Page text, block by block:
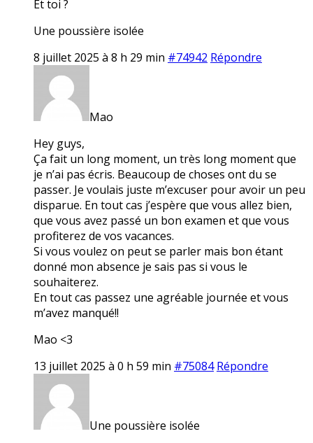
Et toi ?
Une poussière isolée
8 juillet 2025 à 8 h 29 min #74942 Répondre
Mao
Hey guys,
Ça fait un long moment, un très long moment que
je n’ai pas écris. Beaucoup de choses ont du se
passer. Je voulais juste m’excuser pour avoir un peu
disparue. En tout cas j’espère que vous allez bien,
que vous avez passé un bon examen et que vous
profiterez de vos vacances.
Si vous voulez on peut se parler mais bon étant
donné mon absence je sais pas si vous le
souhaiterez.
En tout cas passez une agréable journée et vous
m’avez manqué!!
Mao <3
13 juillet 2025 à 0 h 59 min #75084 Répondre
Une poussière isolée